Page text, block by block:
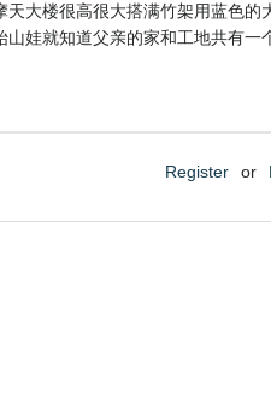
大楼很高很大搭满竹架用蓝色
山娃就知道父亲的家和工地共有
Register or